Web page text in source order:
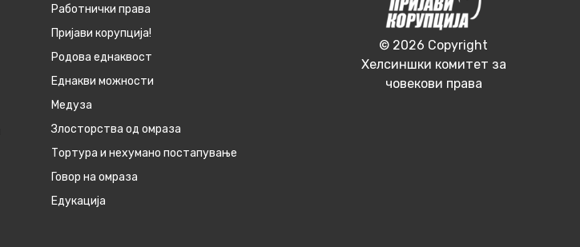
Работнички права
Пријави корупција!
Родова еднаквост
Eднакви можности
Медуза
Злосторства од омраза
Тортура и нехумано постапување
Говор на омраза
Едукација
© 2026 Copyright
Хелсиншки комитет за
човекови права